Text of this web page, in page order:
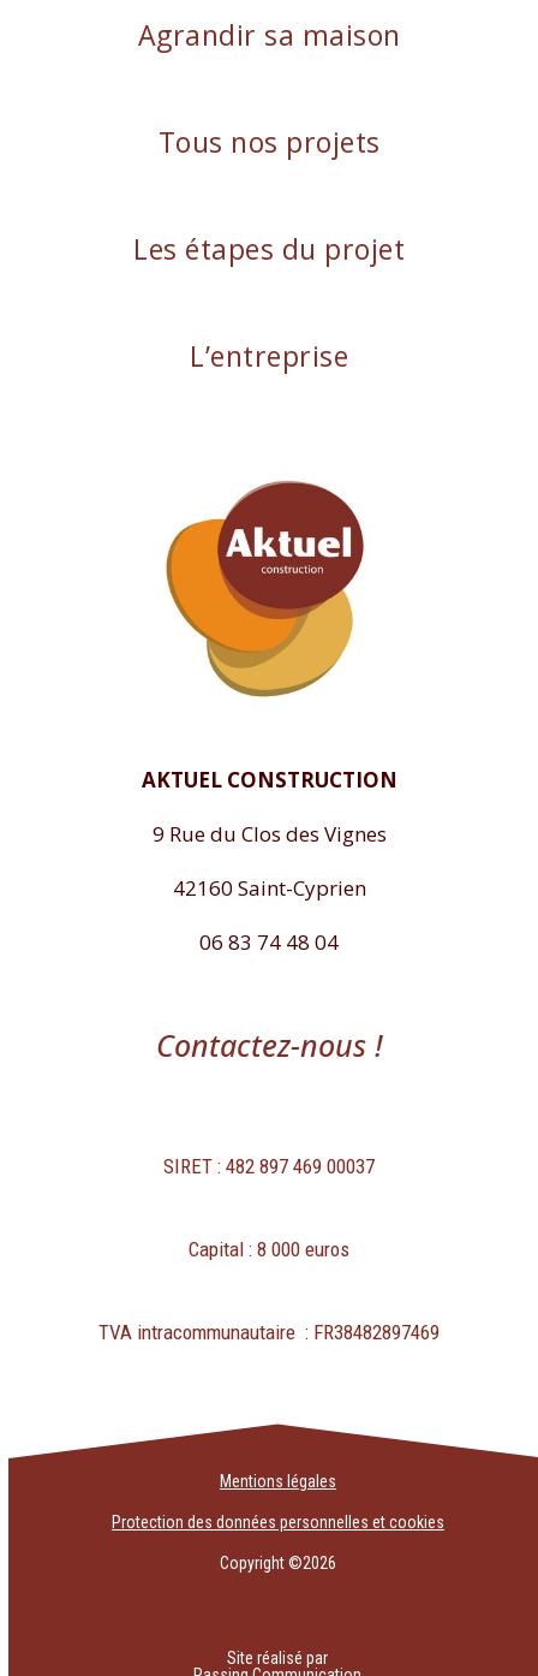
Agrandir sa maison
Tous nos projets
Les étapes du projet
L’entreprise
AKTUEL CONSTRUCTION
9 Rue du Clos des Vignes
42160 Saint-Cyprien
06 83 74 48 04
Contactez-nous !
SIRET : 482 897 469 00037
Capital : 8 000 euros
TVA intracommunautaire : FR38482897469
Mentions légales
Protection des données personnelles et cookies
Copyright ©2026
Site réalisé par